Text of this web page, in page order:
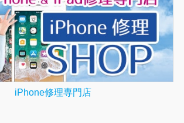
iPhone修理専門店